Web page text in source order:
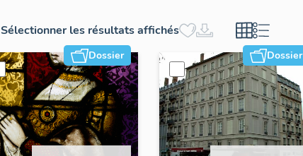
Sélectionner les résultats affichés
Dossier Dossier